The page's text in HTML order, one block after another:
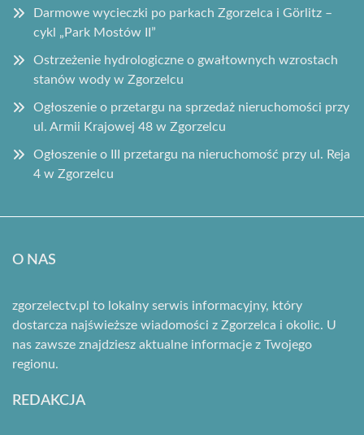
Darmowe wycieczki po parkach Zgorzelca i Görlitz –
cykl „Park Mostów II”
Ostrzeżenie hydrologiczne o gwałtownych wzrostach
stanów wody w Zgorzelcu
Ogłoszenie o przetargu na sprzedaż nieruchomości przy
ul. Armii Krajowej 48 w Zgorzelcu
Ogłoszenie o III przetargu na nieruchomość przy ul. Reja
4 w Zgorzelcu
O NAS
zgorzelectv.pl to lokalny serwis informacyjny, który
dostarcza najświeższe wiadomości z Zgorzelca i okolic. U
nas zawsze znajdziesz aktualne informacje z Twojego
regionu.
REDAKCJA